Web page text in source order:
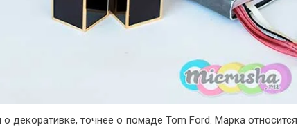
декоративке, точнее о помаде Tom Ford. Марка относится